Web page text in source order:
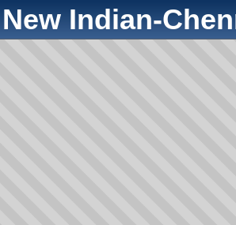
New Indian-